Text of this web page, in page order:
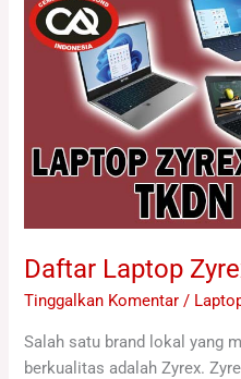
Daftar Laptop
Tinggalkan Komentar /
Salah satu brand lokal yang
berkualitas adalah Zyrex.
Laptop
Zyrex